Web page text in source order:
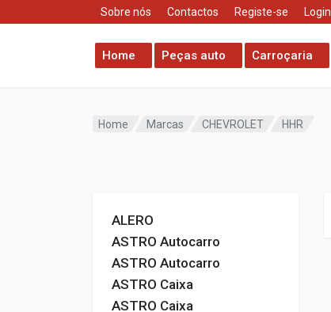
Sobre nós Contactos Registe-se Login
Home Peças auto Carroçaria
Home Marcas CHEVROLET HHR
ALERO
ASTRO Autocarro
ASTRO Autocarro
ASTRO Caixa
ASTRO Caixa